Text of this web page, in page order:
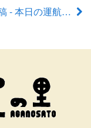
次の投稿 - 本日の運航状況